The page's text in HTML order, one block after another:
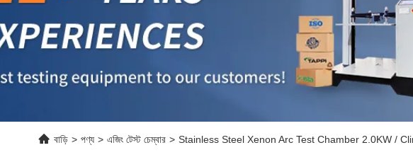
বাড়ি > পণ্য > এজিং টেস্ট চেম্বার > Stainless Steel Xenon Arc Test Chamber 2.0KW /